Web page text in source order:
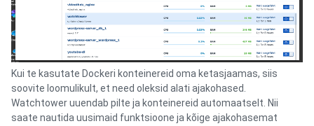
Kui te kasutate Dockeri konteinereid oma ketasjaamas, siis
soovite loomulikult, et need oleksid alati ajakohased.
Watchtower uuendab pilte ja konteinereid automaatselt. Nii
saate nautida uusimaid funktsioone ja kõige ajakohasemat